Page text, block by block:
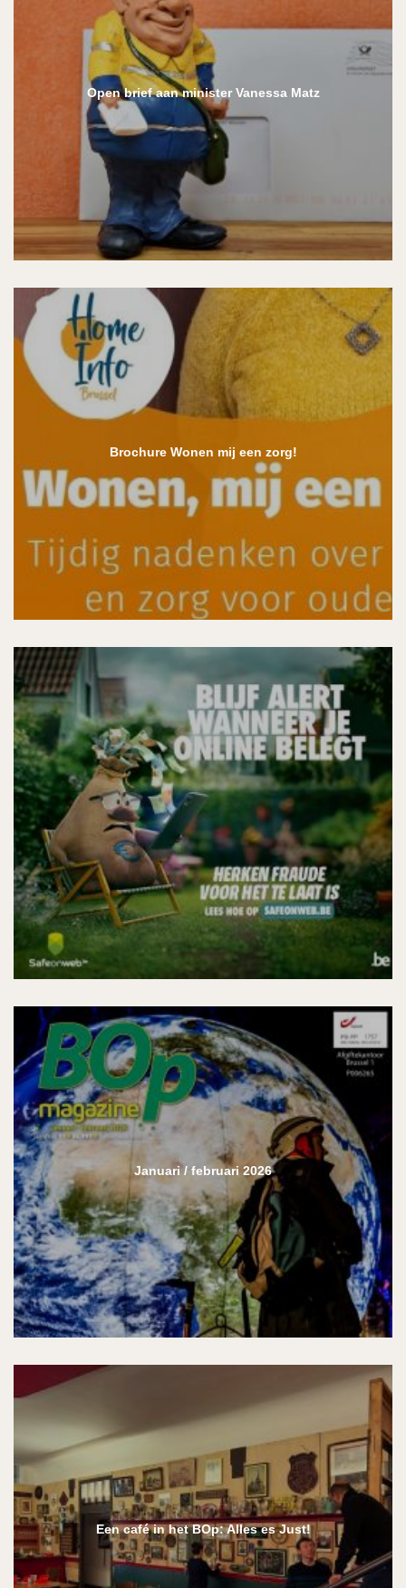
Open brief aan minister Vanessa Matz
Brochure Wonen mij een zorg!
Januari / februari 2026
Een café in het BOp: Alles es Just!